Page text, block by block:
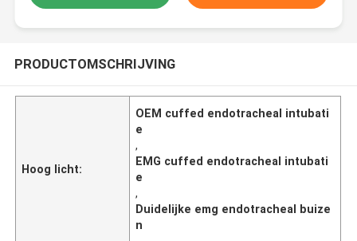
PRODUCTOMSCHRIJVING
Hoog licht:
OEM cuffed endotracheal intubati
e
,
EMG cuffed endotracheal intubati
e
,
Duidelijke emg endotracheal buize
n